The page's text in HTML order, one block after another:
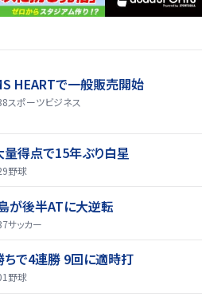
HEARTで一般販売開始
スポーツビジネス
得点で15年ぶり白星
野球
が後半ATに大逆転
サッカー
で4連勝 9回に適時打
野球